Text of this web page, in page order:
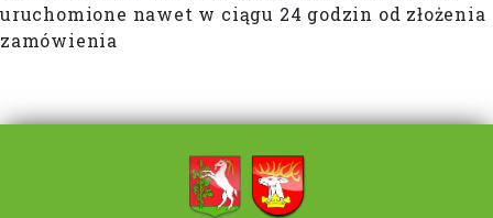
uruchomione nawet w ciągu 24 godzin od złożenia
zamówienia